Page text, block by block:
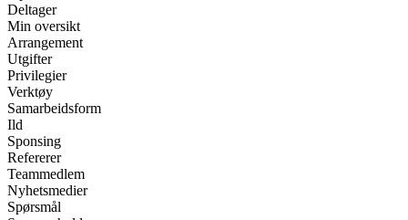
Deltager
Min oversikt
Arrangement
Utgifter
Privilegier
Verktøy
Samarbeidsform
Ild
Sponsing
Refererer
Teammedlem
Nyhetsmedier
Spørsmål